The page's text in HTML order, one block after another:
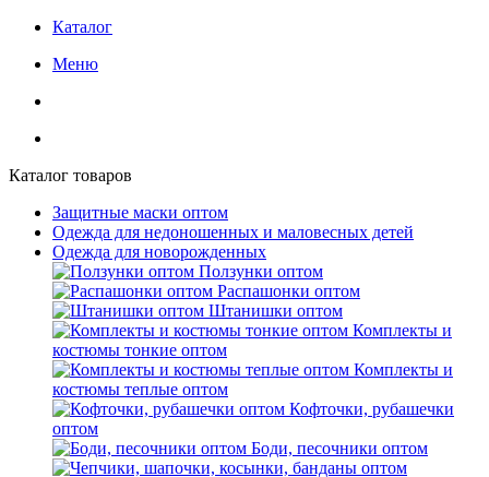
Каталог
Меню
Каталог товаров
Защитные маски оптом
Одежда для недоношенных и маловесных детей
Одежда для новорожденных
Ползунки оптом
Распашонки оптом
Штанишки оптом
Комплекты и
костюмы тонкие оптом
Комплекты и
костюмы теплые оптом
Кофточки, рубашечки
оптом
Боди, песочники оптом